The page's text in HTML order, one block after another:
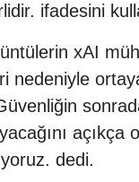
ifadesini
xAI
nedeniyle ortaya
açıkça
dedi.